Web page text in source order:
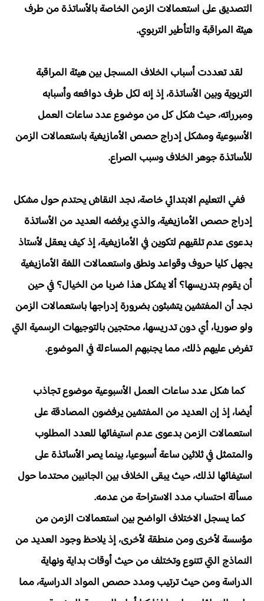
التصديق على استعمالات الزمن الخاصة بالأساتذة من طرف
هيئة المراقبة والتأطير التربوي.
لقد تعددت أسباب الخلاف المسجل بين هيئة المراقبة
التربوية وبين الأساتذة، إذ إنه لكل طرف دوافعه وأسبابه
ومبرراته، حيث شكل كل من موضوع عدد ساعات العمل
الأسبوعية ومشكل إدراج حصص الأمازيغية باستعمالات الزمن
للأساتذة جوهر الخلاف وسبب الصراع.
ففي التعليم الابتدائي خاصة، نجد النقاش يحتدم حول مشكل
إدراج حصص الأمازيغية، والذي يرفضه العديد من الأساتذة
بدعوى عدم تلقيهم لتكوين في الأمازيغية، إذ كيف يعقل لأستاذ
يجهل كليا حروف وقواعد ونطق واستعمالات اللغة الأمازيغية
أن يقوم بتدريسها؟ ألا يشكل هذا ضربا من الخيال؟ في حين
نجد أن المفتشين يتشبثون بضرورة إدراجها باستعمالات الزمن
ولو صوريا، أي دون تدريسها، محتجين بالتوجيهات الرسمية التي
تفرض عليهم ذلك، مما يجنبهم المساءلة في الموضوع.
كما شكل عدد ساعات العمل الأسبوعية موضوع تجاذب
أيضا، إذ إن العديد من المفتشين يرفضون المصادقة على
استعمالات الزمن بدعوى عدم استيفائها للعدد المطلوب
والمتمثل في ثلاثين ساعة أسبوعيا، بينما يصر الأساتذة على
استيفائها لذلك، حيث يبقى الخلاف بين الجانبين محتدما حول
مسألة احتساب مدد الاستراحة من عدمه.
كما يسجل الاختلاف الواضح بين استعمالات الزمن من
مؤسسة لأخرى ومن منطقة لأخرى، إذ يلاحظ وجود العديد من
النماذج التي تتنوع وتختلف من حيث أوقات بداية ونهاية
الدراسة ومن حيث ترتيب ومدد حصص المواد الدراسية، مما